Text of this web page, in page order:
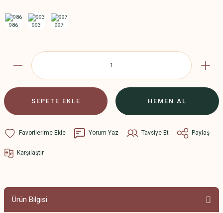
SEPETE EKLE HEMEN AL
Yorum Yaz Tavsiye Et Paylaş
Karşılaştır
Ürün Bilgisi